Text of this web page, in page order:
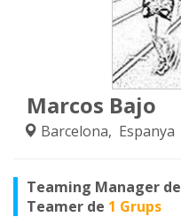
Marcos Bajo
Barcelona, Espanya
Teaming Manager de
Teamer de 1 Grups